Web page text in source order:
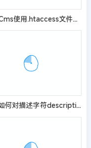
DedeCms使用.htaccess文件来禁止IP访问的方法
dede如何对描述字符description限制字数